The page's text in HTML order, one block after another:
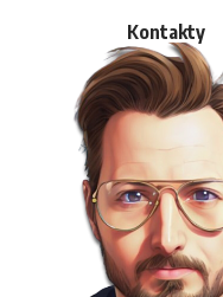
Kontakty